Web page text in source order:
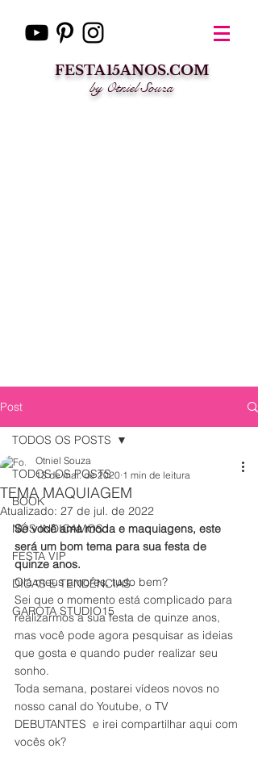
FESTA15ANOS.COM
by Otniel Souza
Post
TODOS OS POSTS
BOOK
NÓS INDICAMOS
FESTA VIP
DICAS E TENDÊNCIAS
GAROTA STUDIO15
TODOS OS POSTS
TEMA MAQUIAGEM
Otniel Souza
13 de mai. de 2020 1 min de leitura
Atualizado: 27 de jul. de 2022
Se você ama moda e maquiagens, este
será um bom tema para sua festa de
quinze anos.
Olá meus amores, tudo bem?
Sei que o momento está complicado para
realizarmos a sua festa de quinze anos,
mas você pode agora pesquisar as ideias
que gosta e quando puder realizar seu
sonho.
Toda semana, postarei vídeos novos no
nosso canal do Youtube, o TV
DEBUTANTES  e irei compartilhar aqui com
vocês ok?